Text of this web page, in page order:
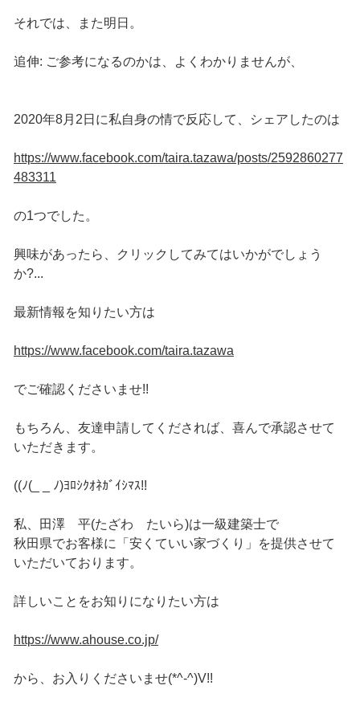
それでは、また明日。
追伸: ご参考になるのかは、よくわかりませんが、
2020年8月2日に私自身の情で反応して、シェアしたのは
https://www.facebook.com/taira.tazawa/posts/2592860277
483311
の1つでした。
興味があったら、クリックしてみてはいかがでしょう
か?...
最新情報を知りたい方は
https://www.facebook.com/taira.tazawa
でご確認くださいませ!!
もちろん、友達申請してくだされば、喜んで承認させて
いただきます。
((ﾉ(_ _ ﾉ)ﾖﾛｼｸｵﾈｶﾞｲｼﾏｽ!!
私、田澤 平(たざわ たいら)は一級建築士で
秋田県でお客様に「安くていい家づくり」を提供させて
いただいております。
詳しいことをお知りになりたい方は
https://www.ahouse.co.jp/
から、お入りくださいませ(*^-^)V!!